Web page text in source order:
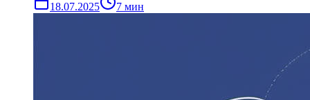
18.07.2025 7 мин